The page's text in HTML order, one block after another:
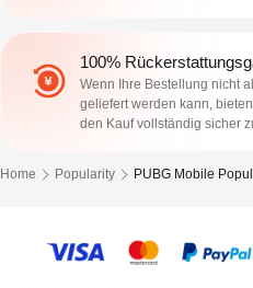
100%
Wenn Ihre Bestellung nicht
geliefert werden kann,
den Kauf vollständig sicher
Home Popularity PUBG Mobile